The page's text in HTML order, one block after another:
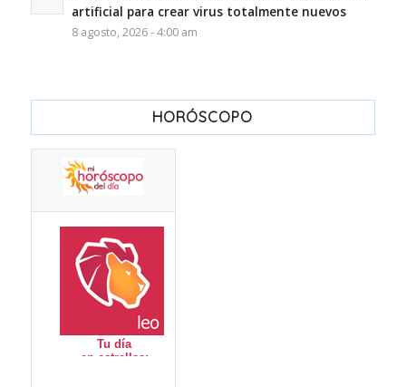
artificial para crear virus totalmente nuevos
8 agosto, 2026 - 4:00 am
HORÓSCOPO